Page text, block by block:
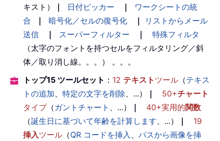
キスト）
｜ 日付ピッカー ｜
ワークシートの統
合
｜ 暗号化／セルの復号化 ｜
リストからメール
送信
｜ スーパーフィルター ｜
特殊フィルタ
（太字のフォントを持つセルをフィルタリング／斜
体／取り消し線。。。） 。。。
トップ15 ツールセット ： 12 テキスト ツール （テキス
トの追加
特定の文字を削除 、...） ｜ 50+チャート
タイプ（ ガントチャート 、...） ｜ 40+実用的関数
（誕生日に基づいて年齢を計算します 、...） ｜
19
挿入ツール （QR コードを挿入
パスから画像を挿